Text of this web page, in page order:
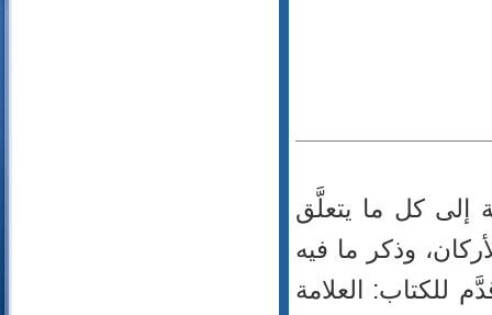
إلى كل ما يتعلَّق
وذكر ما فيه
للكتاب: العلامة